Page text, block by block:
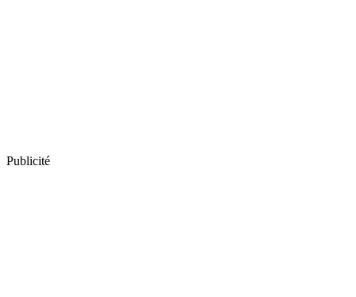
Publicité